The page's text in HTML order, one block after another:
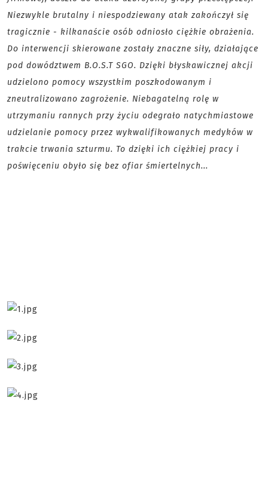
Niezwykle brutalny i niespodziewany atak zakończył się
tragicznie - kilkanaście osób odniosło ciężkie obrażenia.
Do interwencji skierowane zostały znaczne siły, działające
pod dowództwem B.O.S.T SGO. Dzięki błyskawicznej akcji
udzielono pomocy wszystkim poszkodowanym i
zneutralizowano zagrożenie. Niebagatelną rolę w
utrzymaniu rannych przy życiu odegrało natychmiastowe
udzielanie pomocy przez wykwalifikowanych medyków w
trakcie trwania szturmu. To dzięki ich ciężkiej pracy i
poświęceniu obyło się bez ofiar śmiertelnych...